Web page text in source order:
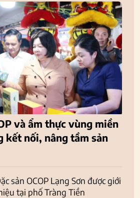
và ẩm thực vùng miền
kết nối, nâng tầm sản
sản OCOP Lạng Sơn được giới
tại phố Tràng Tiền